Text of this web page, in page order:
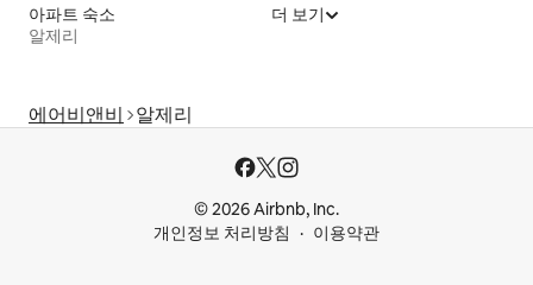
아파트 숙소
알제리
더 보기
에어비앤비 알제리
© 2026 Airbnb, Inc.
개인정보 처리방침
이용약관